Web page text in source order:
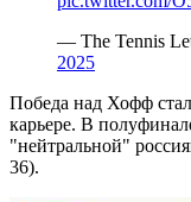
— The Tennis
2025
Победа над Хофф
карьере. В
"нейтральной"
36).